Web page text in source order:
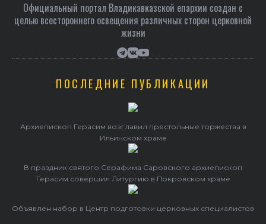
Официальный портал Владикавказской епархии создан c
целью всестороннего освещения различных сторон церковной
жизни
ПОСЛЕДНИЕ ПУБЛИКАЦИИ
Архиепископ Герасим возглавил престольные торжества в
Ильинском храме
В праздник святого Серафима Саровского архиепископ
Герасим совершил Литургию в Покровском храме
Объявлен набор в Центр подготовки церковных специалистов